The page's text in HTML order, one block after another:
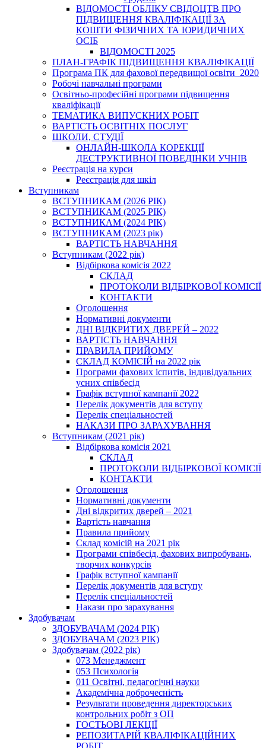
ВІДОМОСТІ ОБЛІКУ СВІДОЦТВ ПРО
ПІДВИЩЕННЯ КВАЛІФІКАЦІЇ ЗА
КОШТИ ФІЗИЧНИХ ТА ЮРИДИЧНИХ
ОСІБ
ВІДОМОСТІ 2025
ПЛАН-ГРАФІК ПІДВИЩЕННЯ КВАЛІФІКАЦІЇ
Програма ПК для фахової передвищої освіти_2020
Робочі навчальні програми
Освітньо-професійні програми підвищення
кваліфікації
ТЕМАТИКА ВИПУСКНИХ РОБІТ
ВАРТІСТЬ ОСВІТНІХ ПОСЛУГ
ШКОЛИ, СТУДІЇ
ОНЛАЙН-ШКОЛА КОРЕКЦІЇ
ДЕСТРУКТИВНОЇ ПОВЕДІНКИ УЧНІВ
Реєстрація на курси
Реєстрація для шкіл
Вступникам
ВСТУПНИКАМ (2026 РІК)
ВСТУПНИКАМ (2025 РІК)
ВСТУПНИКАМ (2024 РІК)
ВСТУПНИКАМ (2023 рік)
ВАРТІСТЬ НАВЧАННЯ
Вступникам (2022 рік)
Відбіркова комісія 2022
СКЛАД
ПРОТОКОЛИ ВІДБІРКОВОЇ КОМІСІЇ
КОНТАКТИ
Оголошення
Нормативні документи
ДНІ ВІДКРИТИХ ДВЕРЕЙ – 2022
ВАРТІСТЬ НАВЧАННЯ
ПРАВИЛА ПРИЙОМУ
СКЛАД КОМІСІЙ на 2022 рік
Програми фахових іспитів, індивідуальних
усних співбесід
Графік вступної кампанії 2022
Перелік документів для вступу
Перелік спеціальностей
НАКАЗИ ПРО ЗАРАХУВАННЯ
Вступникам (2021 рік)
Відбіркова комісія 2021
СКЛАД
ПРОТОКОЛИ ВІДБІРКОВОЇ КОМІСІЇ
КОНТАКТИ
Оголошення
Нормативні документи
Дні відкритих дверей – 2021
Вартість навчання
Правила прийому
Склад комісій на 2021 рік
Програми співбесід, фахових випробувань,
творчих конкурсів
Графік вступної кампанії
Перелік документів для вступу
Перелік спеціальностей
Накази про зарахування
Здобувачам
ЗДОБУВАЧАМ (2024 РІК)
ЗДОБУВАЧАМ (2023 РІК)
Здобувачам (2022 рік)
073 Менеджмент
053 Психологія
011 Освітні, педагогічні науки
Академічна доброчесність
Результати проведення директорських
контрольних робіт з ОП
ГОСТЬОВІ ЛЕКЦІЇ
РЕПОЗИТАРІЙ КВАЛІФІКАЦІЙНИХ
РОБІТ